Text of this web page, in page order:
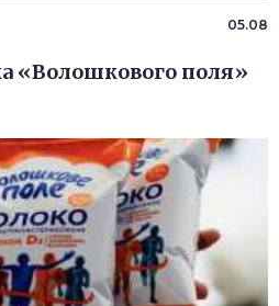
05.08
«Волошкового поля»